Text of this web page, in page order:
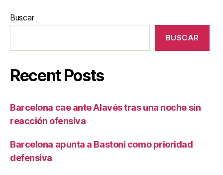
Buscar
BUSCAR
Recent Posts
Barcelona cae ante Alavés tras una noche sin
reacción ofensiva
Barcelona apunta a Bastoni como prioridad
defensiva